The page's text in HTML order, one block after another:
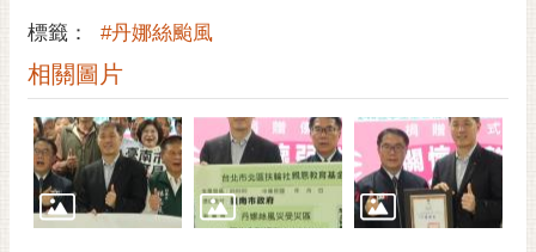
標籤： #丹娜絲颱風
相關圖片